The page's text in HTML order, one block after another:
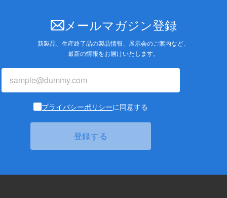
メールマガジン登録
新製品、生産終了品の製品情報、展示会のご案内など、
最新の情報をお届けいたします。
プライバシーポリシーに同意する